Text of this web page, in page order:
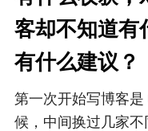
客却不知道有
有什么建议？
第一次开始写博客
候，中间换过几家